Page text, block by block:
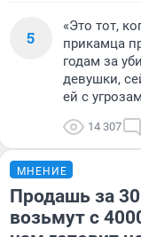
5
«Это тот,
прикамца
годам за
девушки,
ей с
14 307
МНЕНИЕ
Продашь за
возьмут с